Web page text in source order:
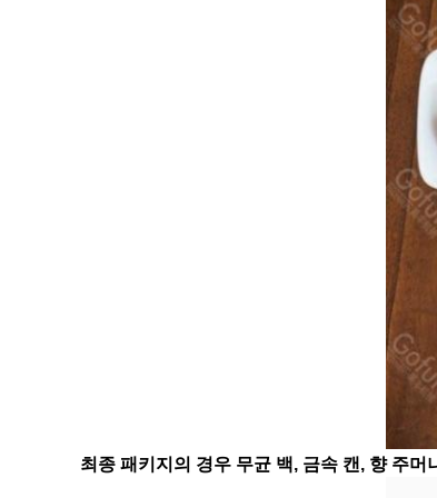
최종 패키지의 경우 무균 백, 금속 캔, 향 주